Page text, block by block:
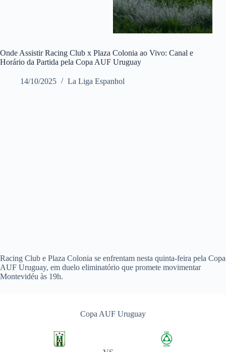
Onde Assistir Racing Club x Plaza Colonia ao Vivo: Canal e
Horário da Partida pela Copa AUF Uruguay
14/10/2025 La Liga Espanhol
Racing Club e Plaza Colonia se enfrentam nesta quinta-feira pela Copa
AUF Uruguay, em duelo eliminatório que promete movimentar
Montevidéu às 19h.
Copa AUF Uruguay